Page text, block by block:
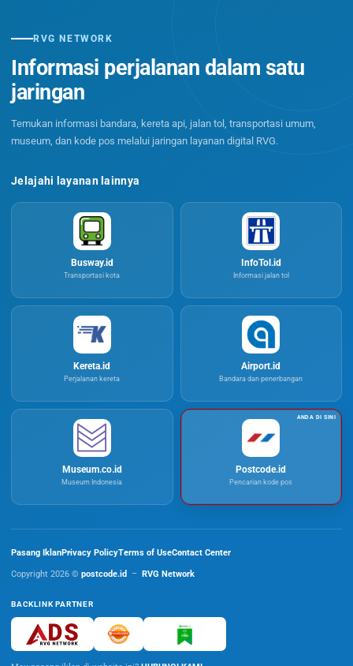
RVG NETWORK
Informasi perjalanan dalam satu
jaringan
Temukan informasi bandara, kereta api, jalan tol, transportasi umum,
museum, dan kode pos melalui jaringan layanan digital RVG.
Jelajahi layanan lainnya
Busway.id
Transportasi kota
InfoTol.id
Informasi jalan tol
Kereta.id
Perjalanan kereta
Airport.id
Bandara dan penerbangan
Museum.co.id
Museum Indonesia
Postcode.id
Pencarian kode pos
Pasang IklanPrivacy PolicyTerms of UseContact Center
Copyright 2026 © postcode.id – RVG Network
BACKLINK PARTNER